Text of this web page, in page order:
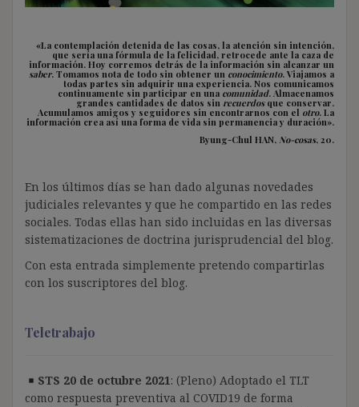
«La contemplación detenida de las cosas, la atención sin intención,
que sería una fórmula de la felicidad, retrocede ante la caza de
información. Hoy corremos detrás de la información sin alcanzar un
saber. Tomamos nota de todo sin obtener un conocimiento. Viajamos a
todas partes sin adquirir una experiencia. Nos comunicamos
continuamente sin participar en una comunidad. Almacenamos
grandes cantidades de datos sin recuerdosque conservar.
Acumulamos amigos y seguidores sin encontrarnos con el otro. La
información crea así una forma de vida sin permanencia y duración».
Byung-Chul HAN, No-cosas, 20.
En los últimos días se han dado algunas novedades
judiciales relevantes y que he compartido en las redes
sociales. Todas ellas han sido incluidas en las diversas
sistematizaciones de doctrina jurisprudencial del blog.
Con esta entrada simplemente pretendo compartirlas
con los suscriptores del blog.
Teletrabajo
STS 20 de octubre 2021: (Pleno) Adoptado el TLT
como respuesta preventiva al COVID19 de forma